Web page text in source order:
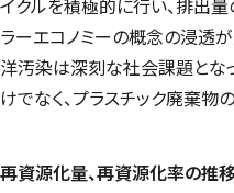
イクルを積極的に行い、排出
ラーエコノミーの概念の浸透
洋汚染は深刻な社会課題とな
けでなく、プラスチック廃棄物
再資源化量、再資源化率の推